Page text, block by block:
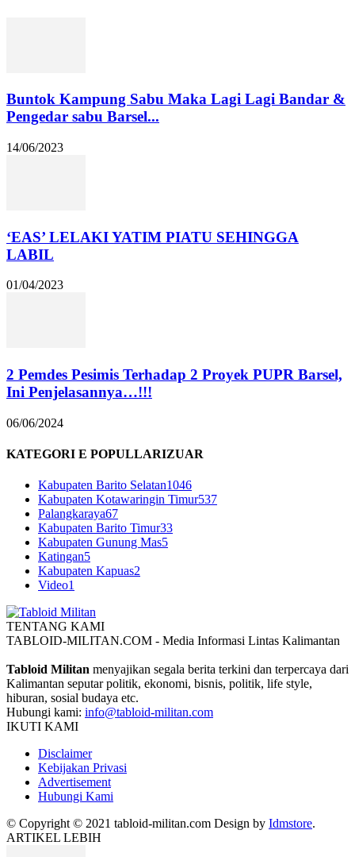
Buntok Kampung Sabu Maka Lagi Lagi Bandar &
Pengedar sabu Barsel...
14/06/2023
‘EAS’ LELAKI YATIM PIATU SEHINGGA
LABIL
01/04/2023
2 Pemdes Pesimis Terhadap 2 Proyek PUPR Barsel,
Ini Penjelasannya…!!!
06/06/2024
KATEGORI E POPULLARIZUAR
Kabupaten Barito Selatan1046
Kabupaten Kotawaringin Timur537
Palangkaraya67
Kabupaten Barito Timur33
Kabupaten Gunung Mas5
Katingan5
Kabupaten Kapuas2
Video1
TENTANG KAMI
TABLOID-MILITAN.COM - Media Informasi Lintas Kalimantan
Tabloid Militan menyajikan segala berita terkini dan terpercaya dari
Kalimantan seputar politik, ekonomi, bisnis, politik, life style,
hiburan, sosial budaya etc.
Hubungi kami: info@tabloid-militan.com
IKUTI KAMI
Disclaimer
Kebijakan Privasi
Advertisement
Hubungi Kami
© Copyright © 2021 tabloid-militan.com Design by Idmstore.
ARTIKEL LEBIH